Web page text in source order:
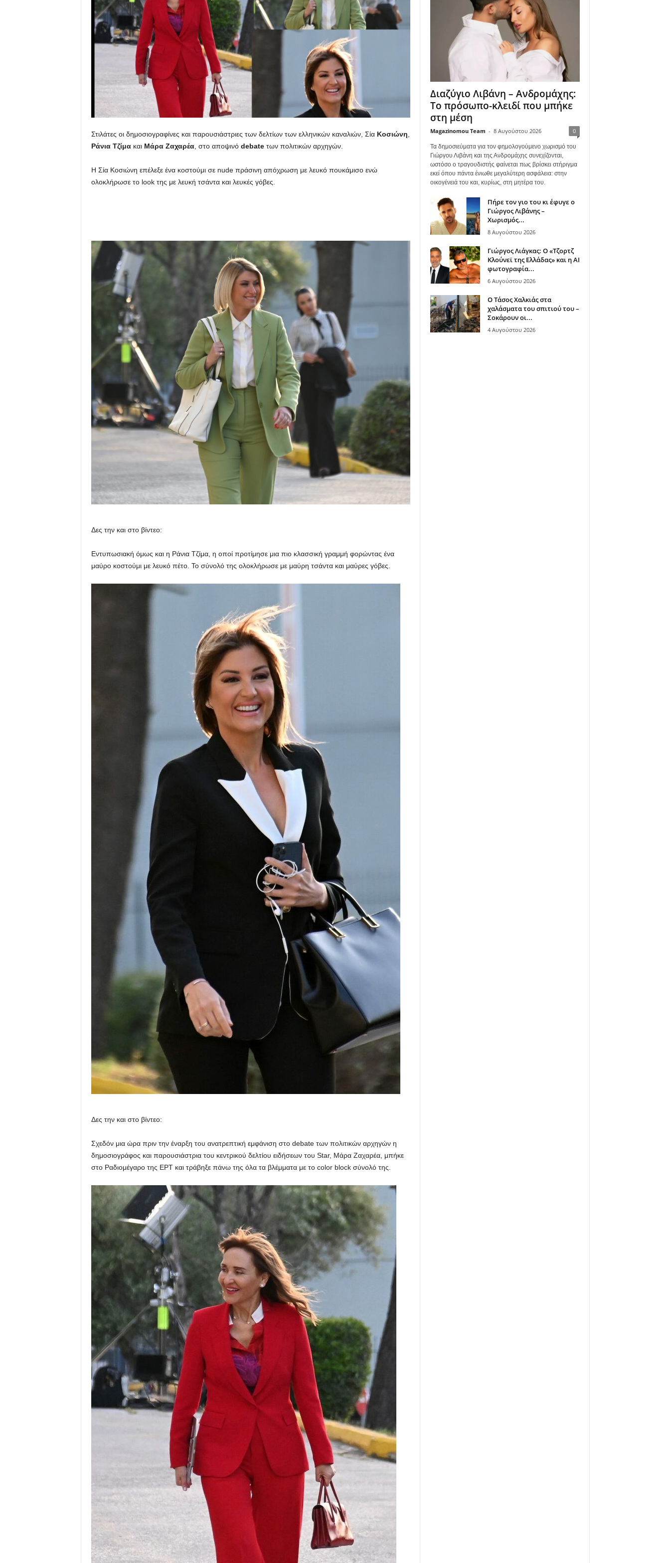
Στιλάτες οι δημοσιογραφίνες και παρουσιάστριες των δελτίων των ελληνικών καναλιών, ΣίαΚοσιώνη
Ράνια Τζίμα και Μάρα Ζαχαρέα, στο αποψινό debate των πολιτικών αρχηγών.
Η Σία Κοσιώνη επέλεξε ένα κοστούμι σε nude πράσινη απόχρωση με λευκό πουκάμισο ενώ
ολοκλήρωσε το look της με λευκή τσάντα και λευκές γόβες.
Δες την και στο βίντεο:
Εντυπωσιακή όμως και η Ράνια Τζίμα, η οποί προτίμησε μια πιο κλασσική γραμμή φορώντας ένα
μαύρο κοστούμι με λευκό πέτο. Το σύνολό της ολοκλήρωσε με μαύρη τσάντα και μαύρες γόβες.
Δες την και στο βίντεο:
Σχεδόν μια ώρα πριν την έναρξη του ανατρεπτική εμφάνιση στο debate των πολιτικών αρχηγών η
δημοσιογράφος και παρουσιάστρια του κεντρικού δελτίου ειδήσεων του Star, Μάρα Ζαχαρέα, μπήκε
στο Ραδιομέγαρο της ΕΡΤ και τράβηξε πάνω της όλα τα βλέμματα με το color block σύνολό της.
Διαζύγιο Λιβάνη – Ανδρομάχης:
Το πρόσωπο-κλειδί που μπήκε
στη μέση
Magazinomou Team - 8 Αυγούστου 2026 0
Τα δημοσιεύματα για τον φημολογούμενο χωρισμό του
Γιώργου Λιβάνη και της Ανδρομάχης συνεχίζονται,
ωστόσο ο τραγουδιστής φαίνεται πως βρίσκει στήριγμα
εκεί όπου πάντα ένιωθε μεγαλύτερη ασφάλεια: στην
οικογένειά του και, κυρίως, στη μητέρα του.
Πήρε τον γιο του κι έφυγε ο
Γιώργος Λιβάνης –
Χωρισμός...
8 Αυγούστου 2026
Γιώργος Λιάγκας: Ο «Τζορτζ
Κλούνεϊ της Ελλάδας» και η AI
φωτογραφία...
6 Αυγούστου 2026
Ο Τάσος Χαλκιάς στα
χαλάσματα του σπιτιού του –
Σοκάρουν οι...
4 Αυγούστου 2026